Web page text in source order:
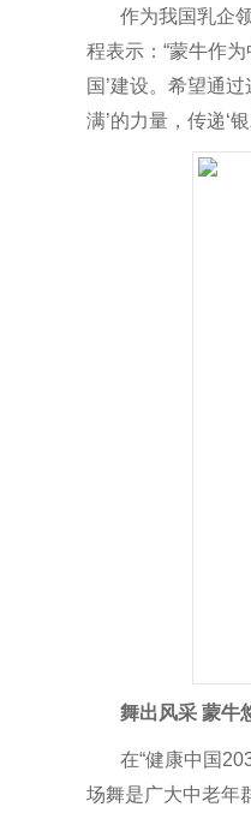
作为我国乳企
程表示：“蒙牛作
国’建设。希望通
满’的力量，传递‘
舞出风采 蒙牛
在“健康中国
场舞是广大中老年